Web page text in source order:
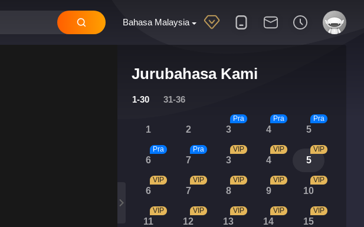
Bahasa Malaysia
Jurubahasa Kami
1-30 31-36
1 2 3
Pra
4
Pra
5
Pra
6
Pra
7
Pra
3
VIP
4
VIP
5
VIP
6
VIP
7
VIP
8
VIP
9
VIP
10
VIP
11
VIP
12
VIP
13
VIP
14
VIP
15
VIP